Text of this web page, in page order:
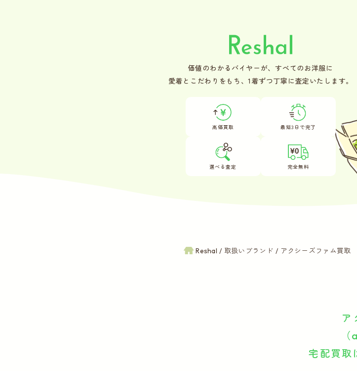
価値のわかるバイヤーが、すべてのお洋服に
愛着とこだわりをもち、1着ずつ丁寧に査定いたします。
高価買取 最短3日で完了
選べる査定 完全無料
Reshal 取扱いブランド アクシーズファム買取
ア
宅配買取